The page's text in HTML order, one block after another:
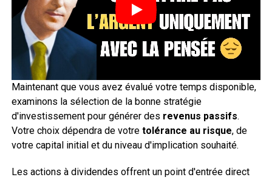
Maintenant que vous avez évalué votre temps disponible,
examinons la sélection de la bonne stratégie
d'investissement pour générer des revenus passifs.
Votre choix dépendra de votre tolérance au risque, de
votre capital initial et du niveau d'implication souhaité.
Les actions à dividendes offrent un point d'entrée direct